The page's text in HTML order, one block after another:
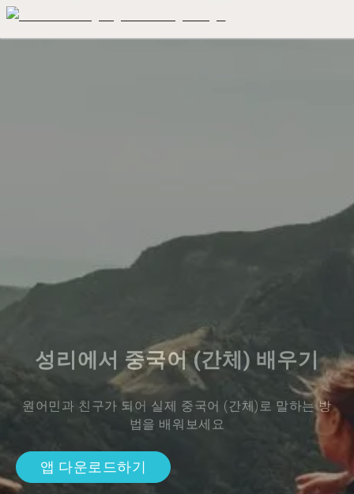
성리에서 중국어 (간체) 배우기
원어민과 친구가 되어 실제 중국어 (간체)로 말하는 방
법을 배워보세요
앱 다운로드하기